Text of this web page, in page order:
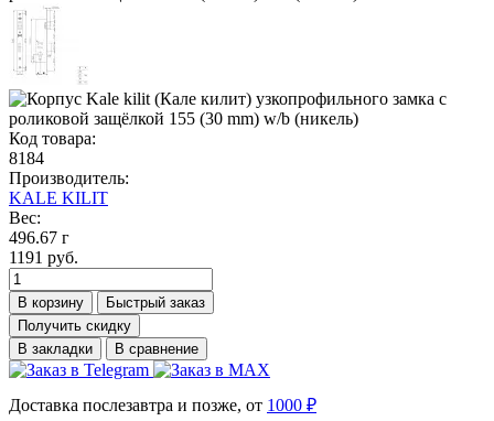
Код товара:
8184
Производитель:
KALE KILIT
Вес:
496.67 г
1191 руб.
В корзину
Быстрый заказ
Получить скидку
В закладки
В сравнение
Доставка послезавтра и позже, от 1000 ₽